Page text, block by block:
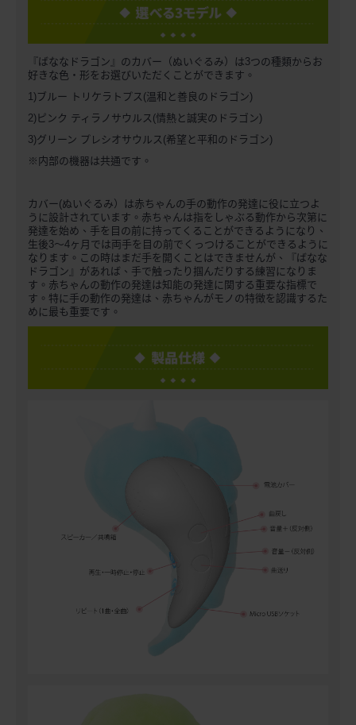
『ばななドラゴン』のカバー（ぬいぐるみ）は3つの種類からお
好きな色・形をお選びいただくことができます。
1)ブルー トリケラトプス(温和と善良のドラゴン)
2)ピンク ティラノサウルス(情熱と誠実のドラゴン)
3)グリーン プレシオサウルス(希望と平和のドラゴン)
※内部の機器は共通です。
カバー(ぬいぐるみ）は赤ちゃんの手の動作の発達に役に立つよ
うに設計されています。赤ちゃんは指をしゃぶる動作から次第に
発達を始め、手を目の前に持ってくることができるようになり、
生後3～4ヶ月では両手を目の前でくっつけることができるように
なります。この時はまだ手を開くことはできませんが、『ばなな
ドラゴン』があれば、手で触ったり掴んだりする練習になりま
す。赤ちゃんの動作の発達は知能の発達に関する重要な指標で
す。特に手の動作の発達は、赤ちゃんがモノの特徴を認識するた
めに最も重要です。